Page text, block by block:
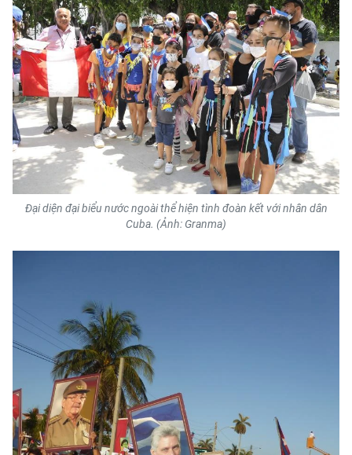
Đại diện đại biểu nước ngoài thể hiện tình đoàn kết với nhân dân
Cuba. (Ảnh: Granma)